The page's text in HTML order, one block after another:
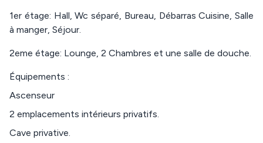
1er étage: Hall, Wc séparé, Bureau, Débarras Cuisine, Salle
à manger, Séjour.
2eme étage: Lounge, 2 Chambres et une salle de douche.
Équipements :
Ascenseur
2 emplacements intérieurs privatifs.
Cave privative.